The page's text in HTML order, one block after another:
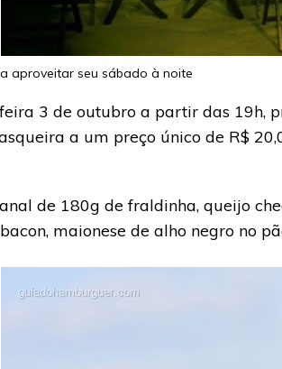
aproveitar seu sábado à noite
3 de outubro a partir das 19h,
a um preço único de R$
de 180g de fraldinha, queijo
maionese de alho negro no